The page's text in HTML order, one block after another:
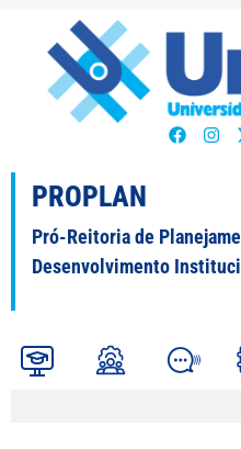
PROPLAN
Pró-Reitoria de
Desenvolvimento